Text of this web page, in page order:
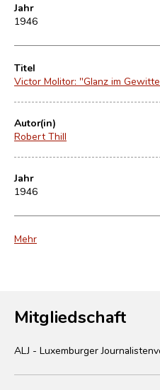
Jahr
1946
Titel
Victor Molitor: "Glanz im
Autor(in)
Robert Thill
Jahr
1946
Mehr
Mitgliedschaft
ALJ - Luxemburger